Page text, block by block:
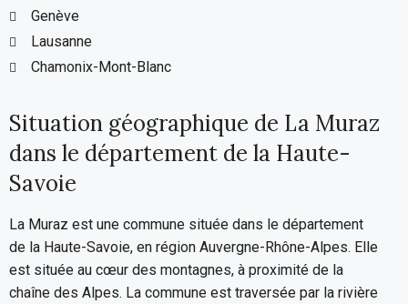
Genève
Lausanne
Chamonix-Mont-Blanc
Situation géographique de La Muraz
dans le département de la Haute-
Savoie
La Muraz est une commune située dans le département
de la Haute-Savoie, en région Auvergne-Rhône-Alpes. Elle
est située au cœur des montagnes, à proximité de la
chaîne des Alpes. La commune est traversée par la rivière